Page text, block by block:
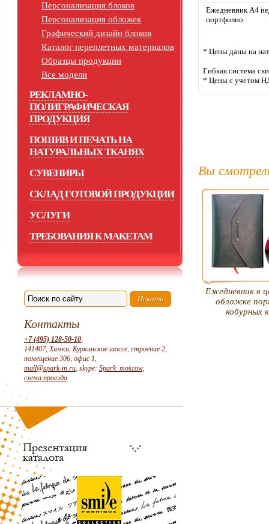
Персонализация блоков
Персонализация обложек
Графический дизайн блоков
Каталог переплетных материалов
Образцы продукции
Все модели
РЕКЛАМНО-
ПОЛИГРАФИЧЕСКАЯ
ПРОДУКЦИЯ
ПОШИВ И ПЕЧАТЬ НА
НАТУРАЛЬНЫХ ТКАНЯХ
СУВЕНИРЫ
СКЛАД ГОТОВОЙ ПРОДУКЦИИ
УСЛУГИ
ТРЕБОВАНИЯ К МАКЕТАМ
Контакты
+7 (495) 128-50-10,
141407, Химки, Куркинское шоссе, строение 2,
помещение 306, офис 1,
mail@spark-m.ru, skype: Spark_moscow,
схема проезда
Ежедневник А4
портфолио
* Цены даны на
Гибкая система
* Цены с учетом
Вы
Ежедневник в
обложке
кобурных